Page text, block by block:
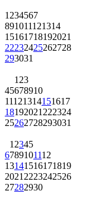
1 234567
891011121314
15161718192021
22232425262728
293031
1 23
45678910
11121314151617
18192021 222324
25262728293031
1 2345
6789101112
13141516171819
2021 2223242526
27282930